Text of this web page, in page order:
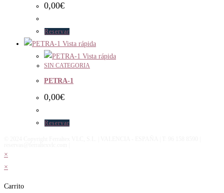
0,00€
Reservar
Vista rápida
Vista rápida
SIN CATEGORIA
PETRA-1
0,00€
Reservar
×
×
Carrito